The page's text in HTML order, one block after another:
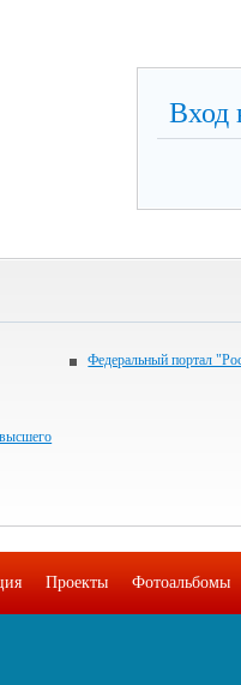
Вход
Федеральный портал
Проекты Фотоальбомы